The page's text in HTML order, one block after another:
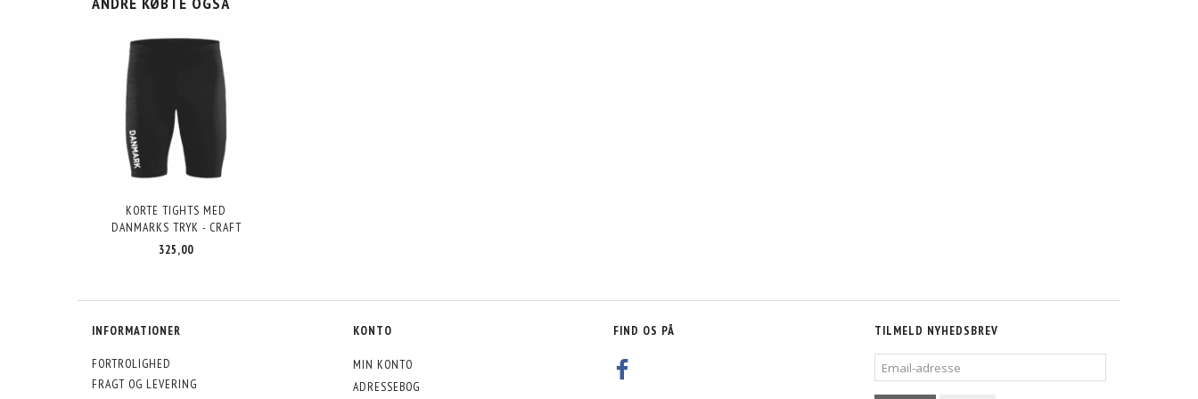
KORTE TIGHTS MED
DANMARKS TRYK - CRAFT
325,00
INFORMATIONER
FORTROLIGHED
FRAGT OG LEVERING
KONTO
MIN KONTO
ADRESSEBOG
FIND OS PÅ
TILMELD NYHEDSBREV
EMAIL-
ADRESSE